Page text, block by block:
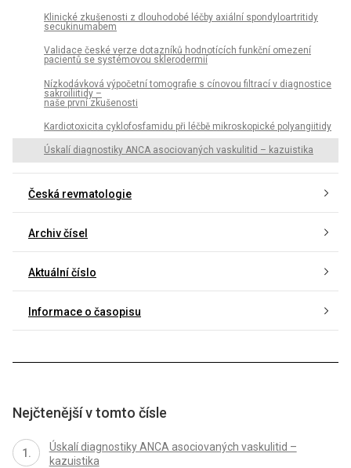
Klinické zkušenosti z dlouhodobé léčby axiální spondyloartritidy
secukinumabem
Validace české verze dotazníků hodnotících funkční omezení
pacientů se systémovou sklerodermií
Nízkodávková výpočetní tomografie s cínovou filtrací v diagnostice
sakroiliitidy –
naše první zkušenosti
Kardiotoxicita cyklofosfamidu při léčbě mikroskopické polyangiitidy
Úskalí diagnostiky ANCA asociovaných vaskulitid – kazuistika
Česká revmatologie
Archiv čísel
Aktuální číslo
Informace o časopisu
Nejčtenější v tomto čísle
Úskalí diagnostiky ANCA asociovaných vaskulitid –
kazuistika